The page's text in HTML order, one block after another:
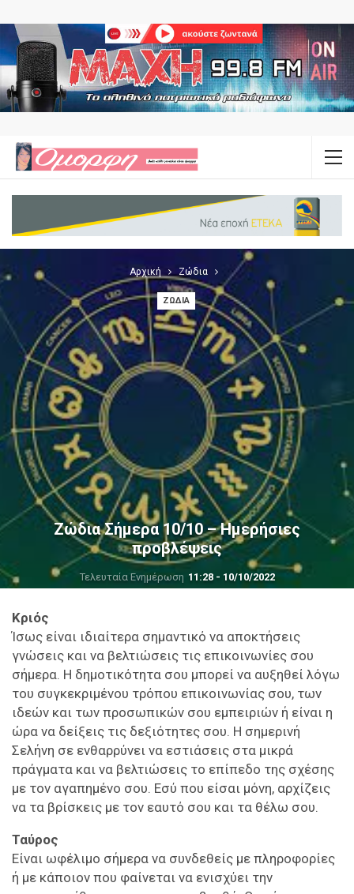
Αρχική Ζώδια
ΖΏΔΙΑ
Ζώδια Σήμερα 10/10 – Ημερήσιες
προβλέψεις
Τελευταία Ενημέρωση 11:28 - 10/10/2022
Κριός
Ίσως είναι ιδιαίτερα σημαντικό να αποκτήσεις
γνώσεις και να βελτιώσεις τις επικοινωνίες σου
σήμερα. Η δημοτικότητα σου μπορεί να αυξηθεί λόγω
του συγκεκριμένου τρόπου επικοινωνίας σου, των
ιδεών και των προσωπικών σου εμπειριών ή είναι η
ώρα να δείξεις τις δεξιότητες σου. Η σημερινή
Σελήνη σε ενθαρρύνει να εστιάσεις στα μικρά
πράγματα και να βελτιώσεις το επίπεδο της σχέσης
με τον αγαπημένο σου. Εσύ που είσαι μόνη, αρχίζεις
να τα βρίσκεις με τον εαυτό σου και τα θέλω σου.
Ταύρος
Είναι ωφέλιμο σήμερα να συνδεθείς με πληροφορίες
ή με κάποιον που φαίνεται να ενισχύει την